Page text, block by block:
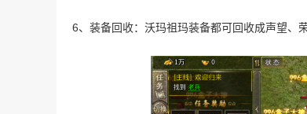
6、装备回收：沃玛祖玛装备都可回收成声望、